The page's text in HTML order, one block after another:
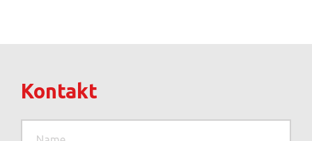
Kontakt